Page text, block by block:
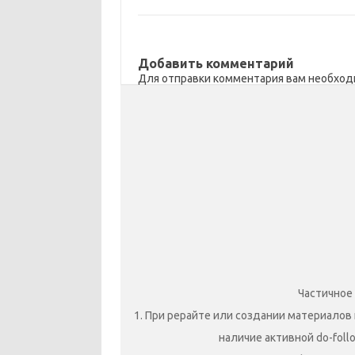
ik
и
Добавить комментарий
Для отправки комментария вам
1. При рерайте или создании
наличие активной do-